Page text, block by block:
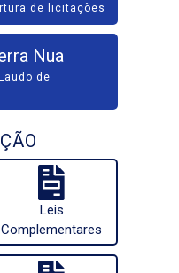
de licitações
Nua
de
Leis
Complementares